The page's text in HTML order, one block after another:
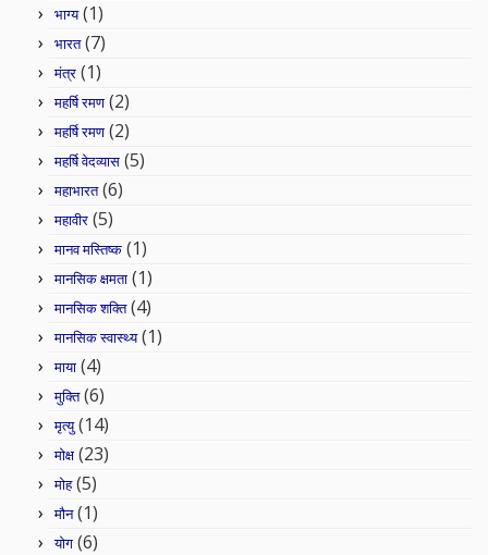
भाग्य(1)
भारत(7)
मंत्र (1)
महर्षि रमण (2)
महर्षि रमण (2)
महर्षि वेदव्यास (5)
महाभारत(6)
महावीर (5)
मानव मस्तिष्क (1)
मानसिक क्षमता (1)
मानसिक शक्ति(4)
मानसिक स्वास्थ्य(1)
माया (4)
मुक्ति(6)
मृत्यु(14)
मोक्ष (23)
मोह(5)
मौन(1)
योग (6)